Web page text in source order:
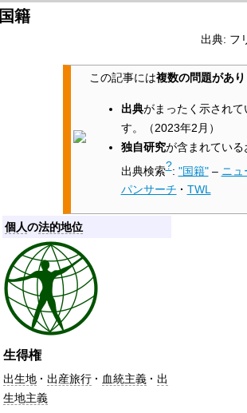
国籍
出典: フ
この記事には複数の問題があ
出典がまったく示され
す。
（2023年2月 ）
独自研究が含まれている
出典検索?: "国籍"– ニュ
パンサーチ · TWL
個人の法的地位
生得権
出生地 出産旅行 血統主義
出
生地主義